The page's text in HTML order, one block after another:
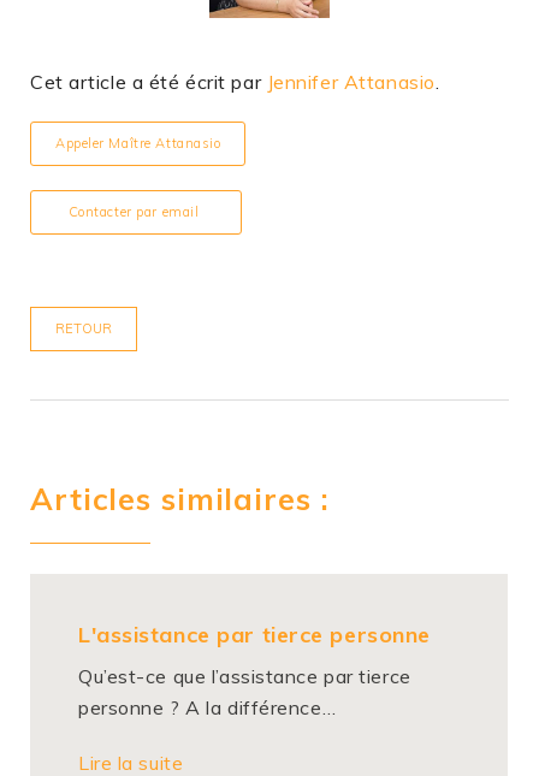
Cet article a été écrit par Jennifer Attanasio.
Appeler Maître Attanasio
Contacter par email
RETOUR
Articles similaires :
L'assistance par tierce personne
Qu’est-ce que l’assistance par tierce
personne ? A la différence…
Lire la suite